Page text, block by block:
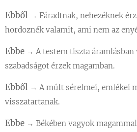
Ebből → Fáradtnak, nehezéknek
hordoznék valamit, ami nem az
Ebbe → A testem tiszta áramlásban
szabadságot érzek magamban.
Ebből → A múlt sérelmei, emlékei
visszatartanak.
Ebbe → Békében vagyok